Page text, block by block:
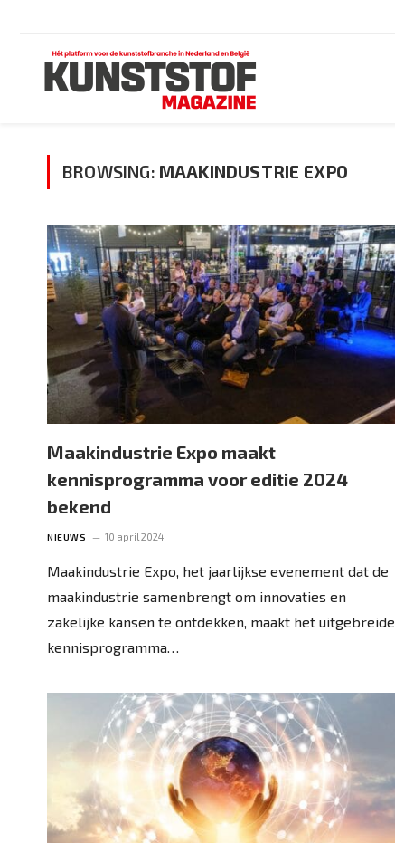
BROWSING: MAAKINDUSTRIE EXPO
Maakindustrie Expo maakt
kennisprogramma voor editie 2024
bekend
NIEUWS 10 april 2024
Maakindustrie Expo, het jaarlijkse evenement dat de
maakindustrie samenbrengt om innovaties en
zakelijke kansen te ontdekken, maakt het uitgebreide
kennisprogramma…